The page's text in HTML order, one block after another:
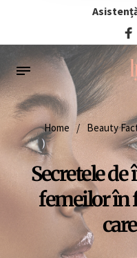
Home / Beauty
Secretele
femeilor în